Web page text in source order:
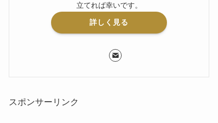
立てれば幸いです。
詳しく見る
スポンサーリンク